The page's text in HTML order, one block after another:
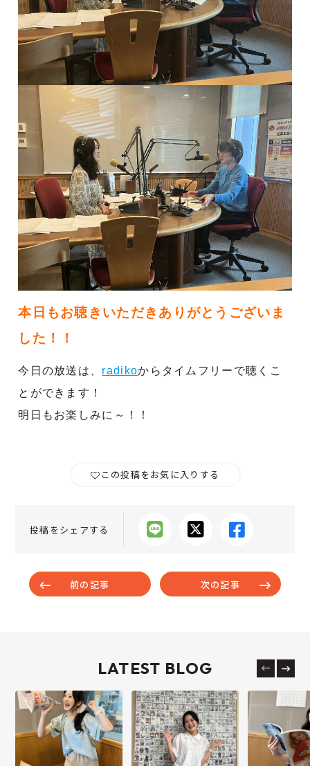
本日もお聴きいただきありがとうございま
した！！
今日の放送は、 radikoからタイムフリーで聴くこ
とができます！
明日もお楽しみに～！！
この投稿をお気に入りする
投稿をシェアする
前の記事 次の記事
LATEST BLOG